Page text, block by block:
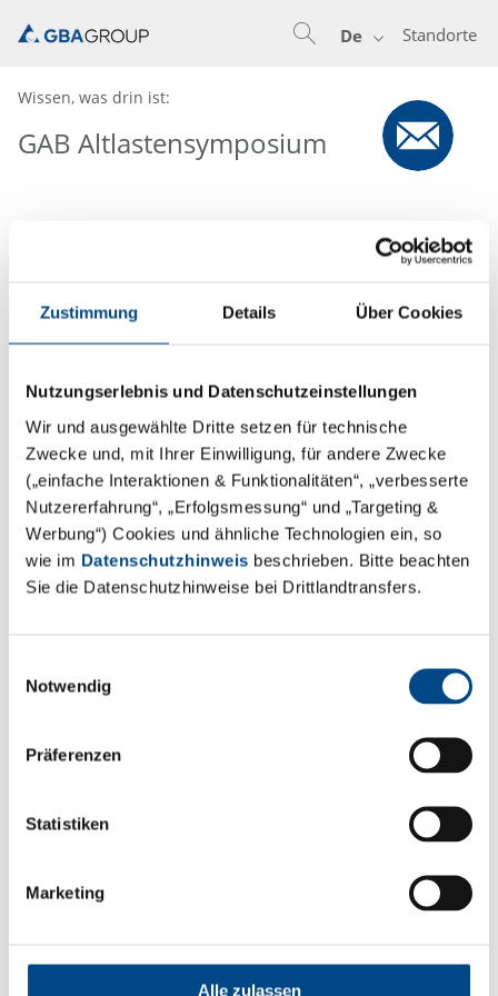
Zustimmung Details Über Cookies
Nutzungserlebnis und Datenschutzeinstellungen
Wir und ausgewählte Dritte setzen für technische
Zwecke und, mit Ihrer Einwilligung, für andere Zwecke
(„einfache Interaktionen & Funktionalitäten“, „verbesserte
Nutzererfahrung“, „Erfolgsmessung“ und „Targeting &
Werbung“) Cookies und ähnliche Technologien ein, so
wie im Datenschutzhinweis beschrieben. Bitte beachten
Sie die Datenschutzhinweise bei Drittlandtransfers.
Notwendig
Präferenzen
Statistiken
Marketing
Alle zulassen
Standorte
De
Wissen, was drin ist:
GAB Altlastensymposium
9.7.2026
GAB Altlastensymposium
GAB Altlastensymposium
Ort:
Deutschland